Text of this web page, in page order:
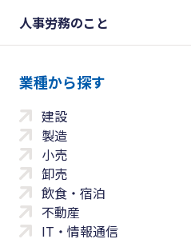
人事労務のこと
業種から探す
建設
製造
小売
卸売
飲食・宿泊
不動産
IT・情報通信